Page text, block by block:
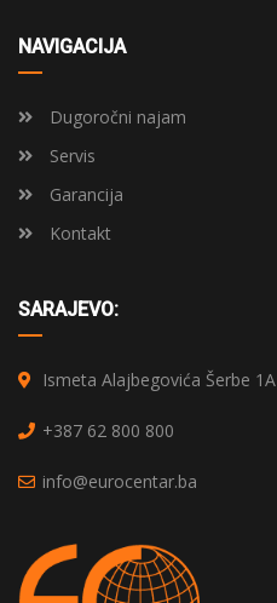
NAVIGACIJA
Dugoročni najam
Servis
Garancija
Kontakt
SARAJEVO:
Ismeta Alajbegovića Šerbe 1A
+387 62 800 800
info@eurocentar.ba